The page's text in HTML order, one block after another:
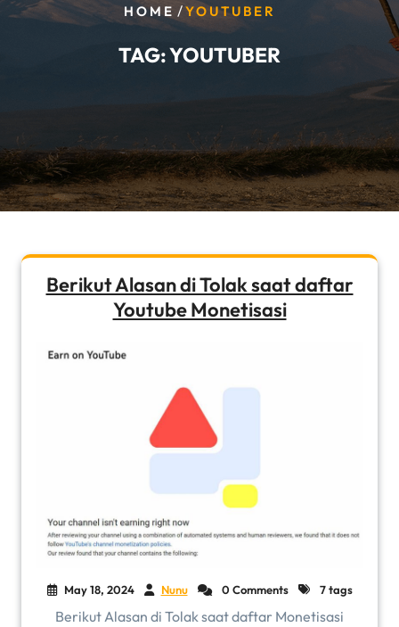
HOME /YOUTUBER
TAG:YOUTUBER
Berikut Alasan di Tolak saat daftar
Youtube Monetisasi
May 18, 2024 Nunu 0 Comments 7 tags
Berikut Alasan di Tolak saat daftar Monetisasi